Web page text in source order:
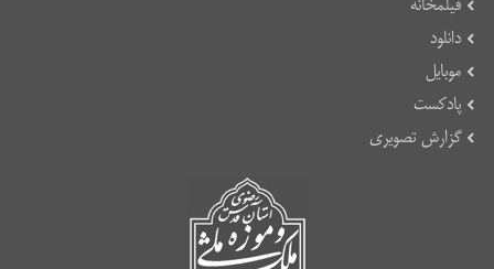
دانلود
موبایل
پادکست
گزارش تصویری